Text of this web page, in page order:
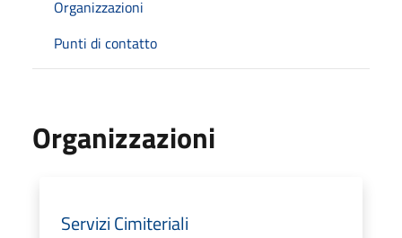
Organizzazioni
Punti di contatto
Organizzazioni
Servizi Cimiteriali